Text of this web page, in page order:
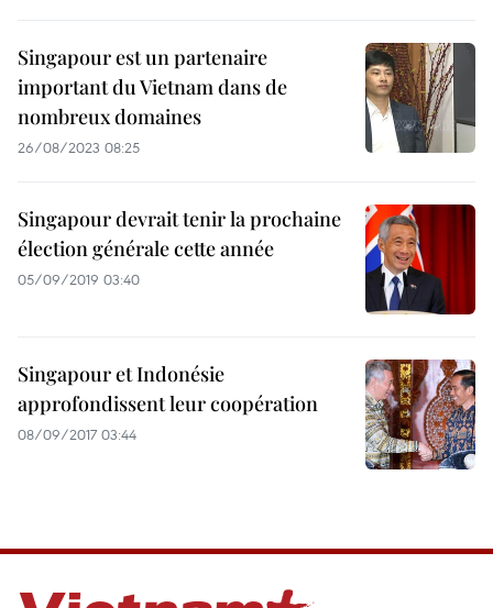
Singapour est un partenaire
important du Vietnam dans de
nombreux domaines
26/08/2023 08:25
Singapour devrait tenir la prochaine
élection générale cette année
05/09/2019 03:40
Singapour et Indonésie
approfondissent leur coopération
08/09/2017 03:44